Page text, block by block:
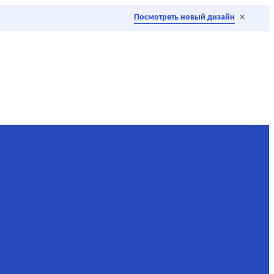
Посмотреть новый дизайн ×